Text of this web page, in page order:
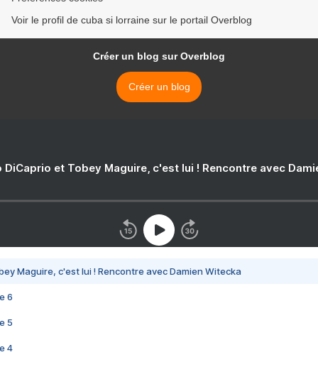
Voir le profil de cuba si lorraine sur le portail Overblog
Créer un blog sur Overblog
Créer un blog
DiCaprio et Tobey Maguire, c'est lui ! Rencontre avec
Maguire, c'est lui ! Rencontre avec Damien Witecka
6
5
4